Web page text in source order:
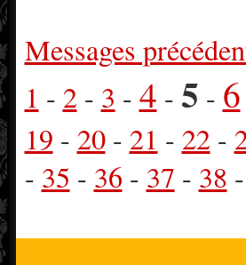
Messages
1 - 2- 3 - 4 - 5 - 6
19 - 20- 21 - 22-
- 35 - 36 - 37 - 38 -